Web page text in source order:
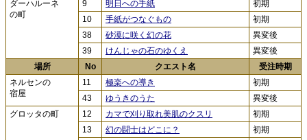
ダーハルーネ
の町
9 明日への手紙
初期
10
手紙がつなぐもの
初期
38
砂漠に咲く幻の花
異変後
39
けんじゃの石のゆくえ
異変後
場所
No クエスト名
受注時期
ネルセンの
宿屋
11 極楽への導き
初期
43
ゆうきのうた
異変後
グロッタの町
12 カマで刈り取れ美肌のクスリ
初期
13
幻の闘士はどこに？
初期